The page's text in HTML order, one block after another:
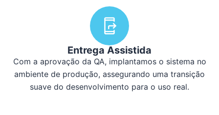
Entrega Assistida
Com a aprovação da QA, implantamos o sistema no
ambiente de produção, assegurando uma transição
suave do desenvolvimento para o uso real.